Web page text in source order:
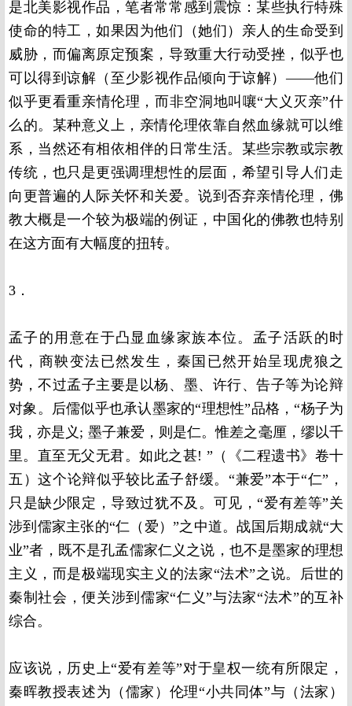
是北美影视作品，笔者常常感到震惊：某些执行特殊
使命的特工，如果因为他们（她们）亲人的生命受到
威胁，而偏离原定预案，导致重大行动受挫，似乎也
可以得到谅解（至少影视作品倾向于谅解）——他们
似乎更看重亲情伦理，而非空洞地叫嚷“大义灭亲”什
么的。某种意义上，亲情伦理依靠自然血缘就可以维
系，当然还有相依相伴的日常生活。某些宗教或宗教
传统，也只是更强调理想性的层面，希望引导人们走
向更普遍的人际关怀和关爱。说到否弃亲情伦理，佛
教大概是一个较为极端的例证，中国化的佛教也特别
在这方面有大幅度的扭转。
3．
孟子的用意在于凸显血缘家族本位。孟子活跃的时
代，商鞅变法已然发生，秦国已然开始呈现虎狼之
势，不过孟子主要是以杨、墨、许行、告子等为论辩
对象。后儒似乎也承认墨家的“理想性”品格，“杨子为
我，亦是义; 墨子兼爱，则是仁。惟差之毫厘，缪以千
里。直至无父无君。如此之甚! ”（《二程遗书》卷十
五）这个论辩似乎较比孟子舒缓。“兼爱”本于“仁”，
只是缺少限定，导致过犹不及。可见，“爱有差等”关
涉到儒家主张的“仁（爱）”之中道。战国后期成就“大
业”者，既不是孔孟儒家仁义之说，也不是墨家的理想
主义，而是极端现实主义的法家“法术”之说。后世的
秦制社会，便关涉到儒家“仁义”与法家“法术”的互补
综合。
应该说，历史上“爱有差等”对于皇权一统有所限定，
秦晖教授表述为（儒家）伦理“小共同体”与（法家）